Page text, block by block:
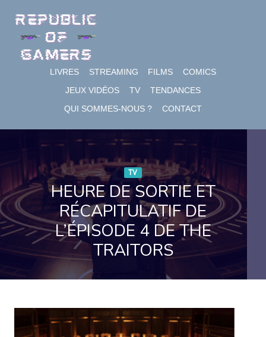
content
LIVRES STREAMING FILMS
COMICS
JEUX VIDÉOS
TV
TENDANCES
QUI SOMMES-NOUS ?
CONTACT
TV
HEURE DE SORTIE ET
RÉCAPITULATIF DE
L’ÉPISODE 4 DE THE
TRAITORS